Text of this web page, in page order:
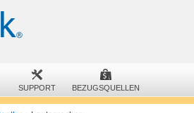
SUPPORT BEZUGSQUELLEN